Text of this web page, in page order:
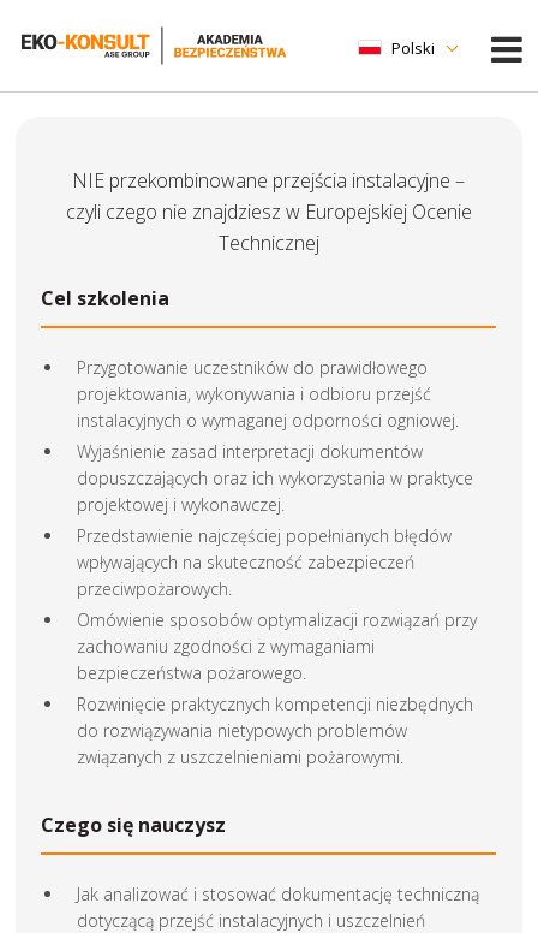
Polski
NIE przekombinowane przejścia instalacyjne –
czyli czego nie znajdziesz w Europejskiej Ocenie
Technicznej
Cel szkolenia
Przygotowanie uczestników do prawidłowego
projektowania, wykonywania i odbioru przejść
instalacyjnych o wymaganej odporności ogniowej.
Wyjaśnienie zasad interpretacji dokumentów
dopuszczających oraz ich wykorzystania w praktyce
projektowej i wykonawczej.
Przedstawienie najczęściej popełnianych błędów
wpływających na skuteczność zabezpieczeń
przeciwpożarowych.
Omówienie sposobów optymalizacji rozwiązań przy
zachowaniu zgodności z wymaganiami
bezpieczeństwa pożarowego.
Rozwinięcie praktycznych kompetencji niezbędnych
do rozwiązywania nietypowych problemów
związanych z uszczelnieniami pożarowymi.
Czego się nauczysz
Jak analizować i stosować dokumentację techniczną
dotyczącą przejść instalacyjnych i uszczelnień